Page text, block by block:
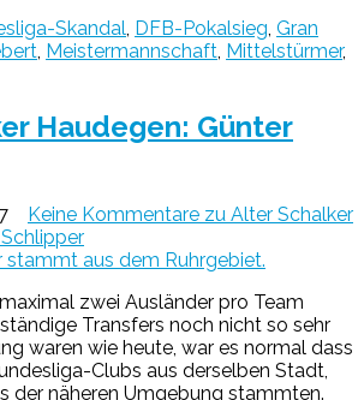
Skandal, DFB-Pokalsieg, Gran
, Meistermannschaft, Mittelstürmer,
Haudegen: Günter
Keine Kommentare zu Alter Schalker
zwei Ausländer pro Team
Transfers noch nicht so sehr
waren wie heute, war es normal dass
Clubs aus derselben Stadt,
der näheren Umgebung stammten.